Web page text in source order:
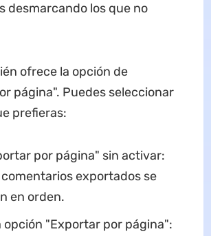
desmarcando los que no
ofrece la opción de
página". Puedes seleccionar
prefieras:
por página" sin activar:
exportados se
en orden.
opción "Exportar por página":